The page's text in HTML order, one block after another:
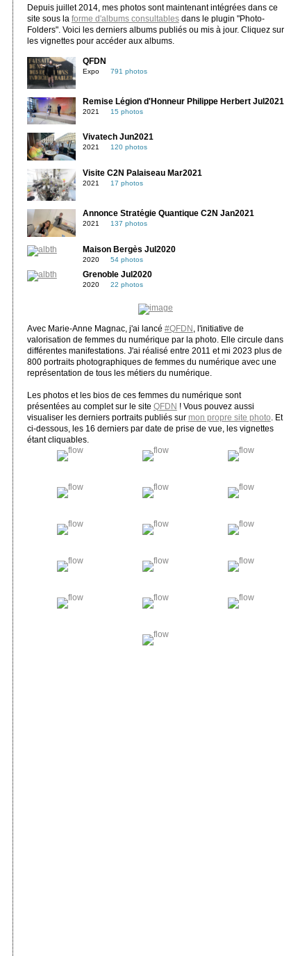
Depuis juillet 2014, mes photos sont maintenant intégrées dans ce
site sous la forme d'albums consultablesdans le plugin "Photo-
Folders". Voici les derniers albums publiés ou mis à jour. Cliquez sur
les vignettes pour accéder aux albums.
QFDN
Expo 791 photos
Remise Légion d'Honneur Philippe Herbert Jul2021
2021 15 photos
Vivatech Jun2021
2021 120 photos
Visite C2N Palaiseau Mar2021
2021 17 photos
Annonce Stratégie Quantique C2N Jan2021
2021 137 photos
Maison Bergès Jul2020
2020 54 photos
Grenoble Jul2020
2020 22 photos
Avec Marie-Anne Magnac, j'ai lancé #QFDN
, l'initiative de
valorisation de femmes du numérique par la photo. Elle circule dans
différentes manifestations. J'ai réalisé entre 2011 et mi 2023 plus de
800 portraits photographiques de femmes du numérique avec une
représentation de tous les métiers du numérique.
Les photos et les bios de ces femmes du numérique sont
présentées au complet sur le site QFDN ! Vous pouvez aussi
visualiser les derniers portraits publiés sur mon propre site photo . Et
ci-dessous, les 16 derniers par date de prise de vue, les vignettes
étant cliquables.